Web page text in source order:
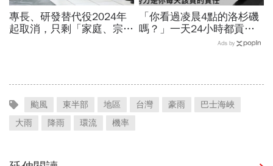
專長、研發替代役2024年
起取消，只剩「家庭、宗
「你看過凌晨4點的洛杉磯
嗎？」一天24小時都貢獻
給籃球，NBA傳奇Kobe
Ads by
颱風 東半部 地區 台灣 豪雨
巴士海峽
大雨
降雨 環流 機率